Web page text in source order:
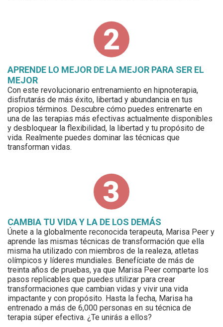
APRENDE LO MEJOR DE LA MEJOR PARA SER EL
MEJOR
Con este revolucionario entrenamiento en hipnoterapia,
disfrutarás de más éxito, libertad y abundancia en tus
propios términos. Descubre cómo puedes entrenarte en
una de las terapias más efectivas actualmente disponibles
y desbloquear la flexibilidad, la libertad y tu propósito de
vida. Realmente puedes dominar las técnicas que
transforman vidas.
CAMBIA TU VIDA Y LA DE LOS DEMÁS
Únete a la globalmente reconocida terapeuta, Marisa Peer y
aprende las mismas técnicas de transformación que ella
misma ha utilizado con miembros de la realeza, atletas
olímpicos y líderes mundiales. Benefíciate de más de
treinta años de pruebas, ya que Marisa Peer comparte los
pasos replicables que puedes utilizar para crear
transformaciones que cambian vidas y vivir una vida
impactante y con propósito. Hasta la fecha, Marisa ha
entrenado a más de 6,000 personas en su técnica de
terapia súper efectiva. ¿Te unirás a ellos?